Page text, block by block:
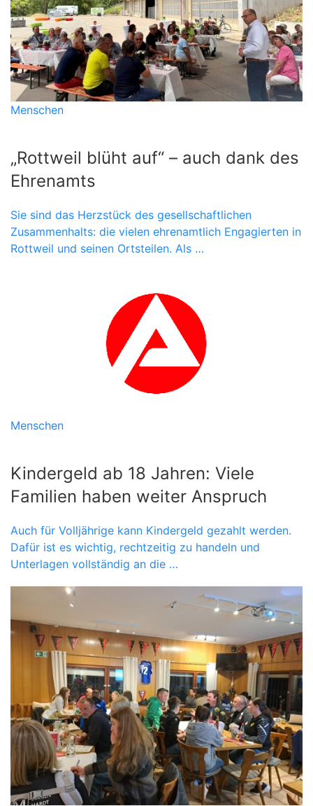
Menschen
„Rottweil blüht auf“ – auch dank des
Ehrenamts
Sie sind das Herzstück des gesellschaftlichen
Zusammenhalts: die vielen ehrenamtlich Engagierten in
Rottweil und seinen Ortsteilen. Als …
Menschen
Kindergeld ab 18 Jahren: Viele
Familien haben weiter Anspruch
Auch für Volljährige kann Kindergeld gezahlt werden.
Dafür ist es wichtig, rechtzeitig zu handeln und
Unterlagen vollständig an die …